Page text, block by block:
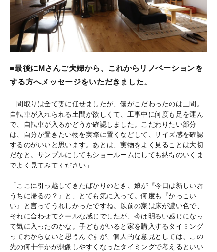
■最後にMさんご夫婦から、これからリノベーションを
する方へメッセージをいただきました。
「間取りは全て妻に任せましたが、僕がこだわったのは土間。
自転車が入れられる土間が欲しくて、工事中に何度も足を運ん
で、自転車が入るかどうか確認しました。こだわりたい部分
は、自分が置きたい物を実際に置くなどして、サイズ感を確認
するのがいいと思います。あとは、実物をよく見ることは大切
だなと。サンプルにしてもショールームにしても納得のいくま
でよく見てみてください」
「ここに引っ越してきたばかりのとき、娘が『今日は新しいお
うちに帰るの？』と、とても気に入って。何度も『かっこい
い』と言ってうれしかったですね。以前の家は床が濃い色で、
それに合わせてクールな感じでしたが、今は明るい感じになっ
て気に入ったのかな。子どもがいると家を購入するタイミング
ってわからないと思うんですが、個人的な意見としては、この
先の何十年かが想像しやすくなったタイミングで考えるといい